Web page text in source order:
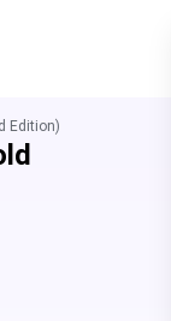
Edition)